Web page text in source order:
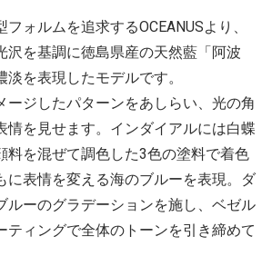
ォルムを追求するOCEANUSより、
沢を基調に徳島県産の天然藍「阿波
を表現したモデルです。
ージしたパターンをあしらい、光の角
情を見せます。インダイアルには白蝶
料を混ぜて調色した3色の塗料で着色
に表情を変える海のブルーを表現。ダ
ルーのグラデーションを施し、ベゼル
ティングで全体のトーンを引き締めて